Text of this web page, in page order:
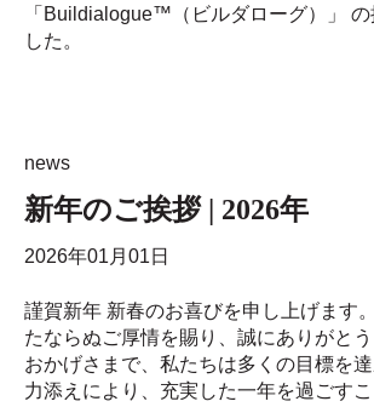
「Buildialogue™（ビルダローグ）」 の
した。
news
新年のご挨拶 | 2026年
2026年01月01日
謹賀新年 新春のお喜びを申し上げます
たならぬご厚情を賜り、誠にありがとう
おかげさまで、私たちは多くの目標を
力添えにより、充実した一年を過ごす